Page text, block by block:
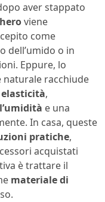
aver stappato
viene
come
dell’umido o in
Eppure, lo
naturale racchiude
elasticità,
e una
In casa, queste
pratiche,
acquistati
è trattare il
materiale di